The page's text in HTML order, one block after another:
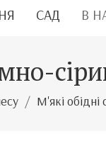
САД В
М'які обідні